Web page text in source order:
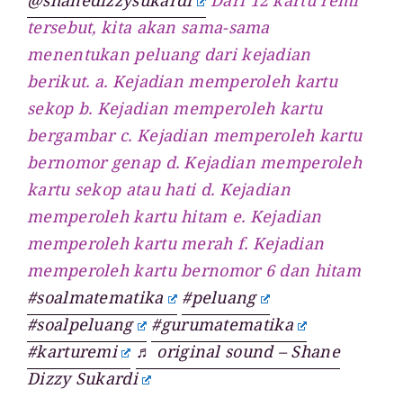
tersebut, kita akan sama-sama
menentukan peluang dari kejadian
berikut. a. Kejadian memperoleh kartu
sekop b. Kejadian memperoleh kartu
bergambar c. Kejadian memperoleh kartu
bernomor genap d. Kejadian memperoleh
kartu sekop atau hati d. Kejadian
memperoleh kartu hitam e. Kejadian
memperoleh kartu merah f. Kejadian
memperoleh kartu bernomor 6 dan hitam
#soalmatematika
#peluang
#soalpeluang
#gurumatematika
#karturemi
♬ original sound – Shane
Dizzy Sukardi